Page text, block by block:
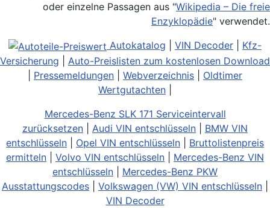
oder einzelne Passagen aus "Wikipedia – Die freie
Enzyklopädie" verwendet.
Autokatalog
VIN Decoder
Kfz-
Versicherung
Auto-Preislisten zum kostenlosen Download
Pressemeldungen Webverzeichnis
Oldtimer
Wertgutachten
Mercedes-Benz SLK 171 Serviceintervall
zurücksetzen
Audi VIN entschlüsseln
BMW VIN
entschlüsseln
Opel VIN entschlüsseln
Bruttolistenpreis
ermitteln
Volvo VIN entschlüsseln
Mercedes-Benz VIN
entschlüsseln
Mercedes-Benz PKW
Ausstattungscodes
Volkswagen (VW) VIN entschlüsseln
VIN Decoder